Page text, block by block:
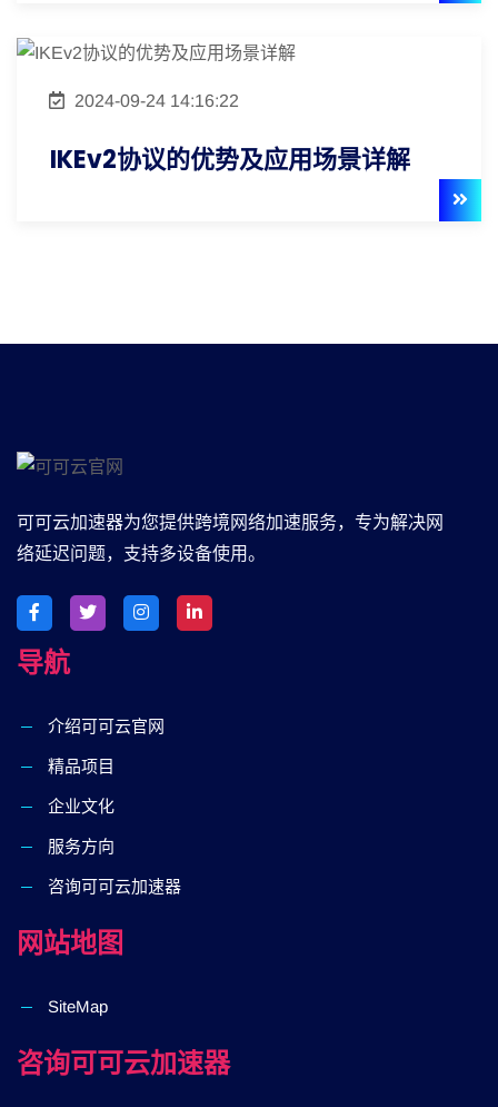
2024-09-24 14:16:22
IKEv2协议的优势及应用场景详解
可可云加速器为您提供跨境网络加速服务，专为解决网
络延迟问题，支持多设备使用。
导航
介绍可可云官网
精品项目
企业文化
服务方向
咨询可可云加速器
网站地图
SiteMap
咨询可可云加速器